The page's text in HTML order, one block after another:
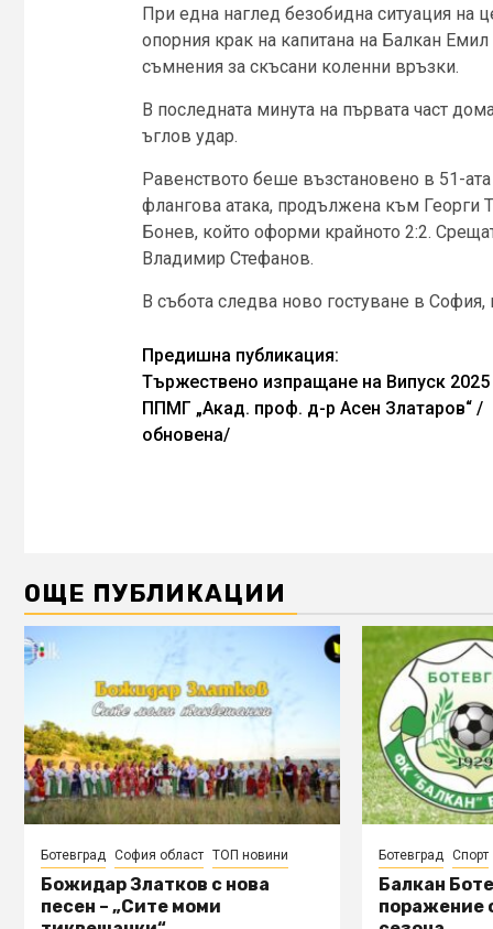
При една наглед безобидна ситуация на
опорния крак на капитана на Балкан
съмнения за скъсани коленни връзки.
В последната минута на първата част
ъглов удар.
Равенството беше възстановено в 51-
флангова атака, продължена към
Бонев, който оформи крайното 2:2.
Владимир Стефанов.
В събота следва ново гостуване в
Continue
Reading
Предишна публикация:
Тържествено изпращане на Випуск 2025
ППМГ „Акад. проф. д-р Асен Златаров“ /
обновена/
ОЩЕ ПУБЛИКАЦИИ
Ботевград София област ТОП новини
Божидар Златков с нова
песен – „Сите моми
Ботевград Спорт
Балкан
поражение